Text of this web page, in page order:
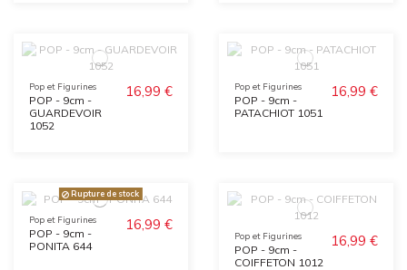
Pop et Figurines
POP - 9cm -
GUARDEVOIR
1052
16,99 € Pop et Figurines
POP - 9cm -
PATACHIOT 1051
16,99 €
Rupture de stock
Pop et Figurines
POP - 9cm -
PONITA 644
16,99 €
Pop et Figurines
POP - 9cm -
COIFFETON 1012
16,99 €